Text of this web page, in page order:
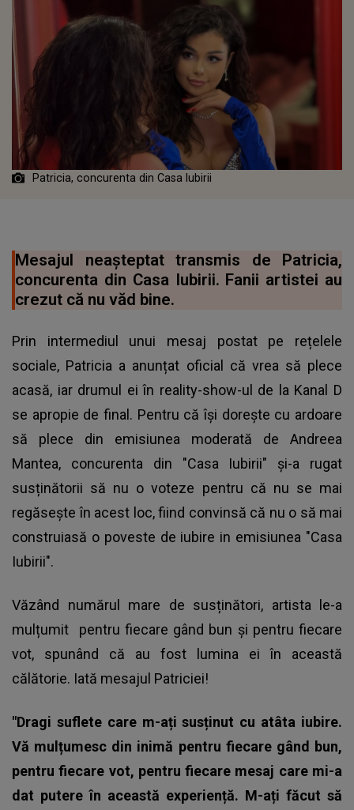
Patricia, concurenta din Casa Iubirii
Mesajul neașteptat transmis de Patricia,
concurenta din Casa Iubirii. Fanii artistei au
crezut că nu văd bine.
Prin intermediul unui mesaj postat pe rețelele
sociale, Patricia a anunțat oficial că vrea să plece
acasă, iar drumul ei în reality-show-ul de la Kanal D
se apropie de final. Pentru că își dorește cu ardoare
să plece din emisiunea moderată de Andreea
Mantea, concurenta din "Casa Iubirii" și-a rugat
susținătorii să nu o voteze pentru că nu se mai
regăsește în acest loc, fiind convinsă că nu o să mai
construiasă o poveste de iubire in emisiunea "Casa
Iubirii".
Văzând numărul mare de susținători, artista le-a
mulțumit pentru fiecare gând bun și pentru fiecare
vot, spunând că au fost lumina ei în această
călătorie. Iată mesajul Patriciei!
"Dragi suflete care m-ați susținut cu atâta iubire.
Vă mulțumesc din inimă pentru fiecare gând bun,
pentru fiecare vot, pentru fiecare mesaj care mi-a
dat putere în această experiență. M-ați făcut să